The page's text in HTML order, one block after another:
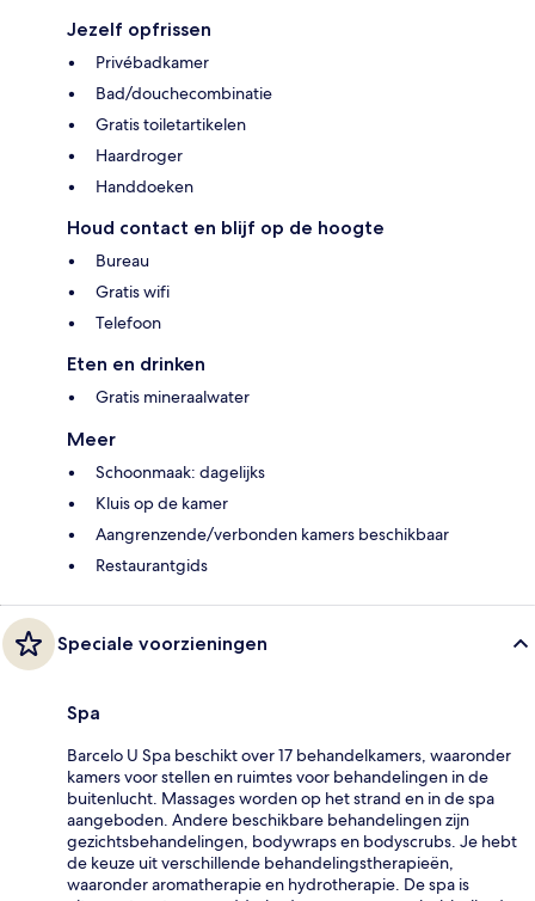
Jezelf opfrissen
Privébadkamer
Bad/douchecombinatie
Gratis toiletartikelen
Haardroger
Handdoeken
Houd contact en blijf op de hoogte
Bureau
Gratis wifi
Telefoon
Eten en drinken
Gratis mineraalwater
Meer
Schoonmaak: dagelijks
Kluis op de kamer
Aangrenzende/verbonden kamers beschikbaar
Restaurantgids
Speciale voorzieningen
Spa
Barcelo U Spa beschikt over 17 behandelkamers, waaronder
kamers voor stellen en ruimtes voor behandelingen in de
buitenlucht. Massages worden op het strand en in de spa
aangeboden. Andere beschikbare behandelingen zijn
gezichtsbehandelingen, bodywraps en bodyscrubs. Je hebt
de keuze uit verschillende behandelingstherapieën,
waaronder aromatherapie en hydrotherapie. De spa is